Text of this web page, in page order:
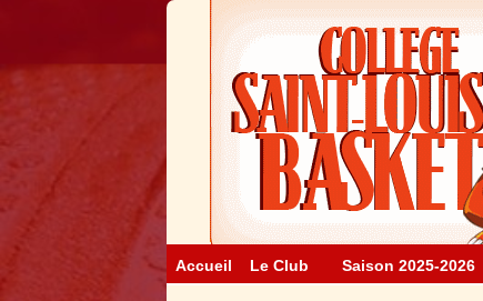
Accueil Le Club Saison 2025-2026